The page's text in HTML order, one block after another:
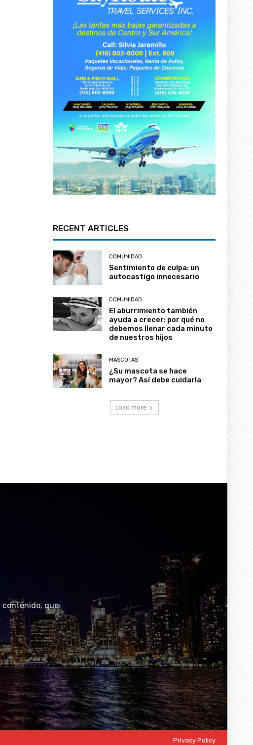
RECENT ARTICLES
COMUNIDAD
Sentimiento de culpa: un
autocastigo innecesario
COMUNIDAD
El aburrimiento también
ayuda a crecer: por qué no
debemos llenar cada minuto
de nuestros hijos
MASCOTAS
¿Su mascota se hace
mayor? Así debe cuidarla
Load more
contenido, que
Privacy Policy